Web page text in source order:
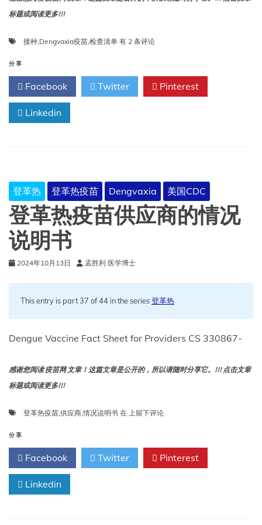
标题或阅读更多!!!
接种,Dengvaxia疫苗,检查清单 接
疫
苗
前
有 2 条评论
分享
Facebook Twitter Pinterest
Linkedin
登革热 登革热疫苗 Dengvaxia 美国CDC
登革热疫苗供应商的情况
说明书
2024年10月13日 孟胜利 医学博士
This entry is part 37 of 44 in the series登革热
Dengue Vaccine Fact Sheet for Providers CS 330867-
感谢您阅读 疫苗网 文章！这篇文章是公开的，所以请随时分享它。!!! 点击文章
标题或阅读更多!!!
登革热疫苗,供应商,情况说明书 在 登
疫
苗
供
上留下评论
分享
Facebook Twitter Pinterest
Linkedin